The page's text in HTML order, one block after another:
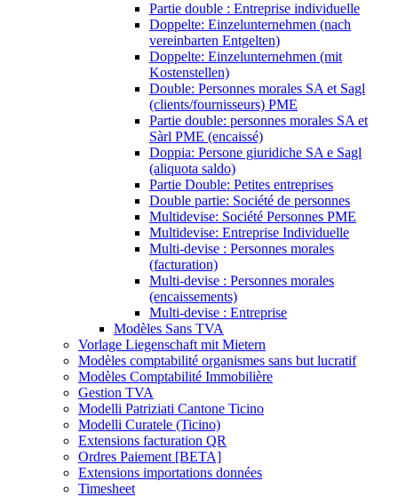
Partie double : Entreprise individuelle
Doppelte: Einzelunternehmen (nach
vereinbarten Entgelten)
Doppelte: Einzelunternehmen (mit
Kostenstellen)
Double: Personnes morales SA et Sagl
(clients/fournisseurs) PME
Partie double: personnes morales SA et
Sàrl PME (encaissé)
Doppia: Persone giuridiche SA e Sagl
(aliquota saldo)
Partie Double: Petites entreprises
Double partie: Société de personnes
Multidevise: Société Personnes PME
Multidevise: Entreprise Individuelle
Multi-devise : Personnes morales
(facturation)
Multi-devise : Personnes morales
(encaissements)
Multi-devise : Entreprise
Modèles Sans TVA
Vorlage Liegenschaft mit Mietern
Modèles comptabilité organismes sans but lucratif
Modèles Comptabilité Immobilière
Gestion TVA
Modelli Patriziati Cantone Ticino
Modelli Curatele (Ticino)
Extensions facturation QR
Ordres Paiement [BETA]
Extensions importations données
Timesheet